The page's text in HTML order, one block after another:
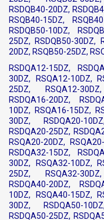
RSDQB40-20DZ,
RSQB40-15DZ,
RSDQB50-10DZ,
25DZ, RSDQB50-30DZ,
20DZ, RSQB50-25DZ,
RSDQA12-15DZ,
30DZ, RSQA12-10DZ,
25DZ, RSQA12-
RSDQA16-20DZ,
10DZ, RSQA16-15DZ,
30DZ, RSDQA20-
RSDQA20-25DZ,
RSQA20-20DZ,
RSDQA32-15DZ,
30DZ, RSQA32-10DZ,
25DZ, RSQA32-
RSDQA40-20DZ,
10DZ, RSQA40-15DZ,
30DZ, RSDQA50-
RSDQA50-25DZ,